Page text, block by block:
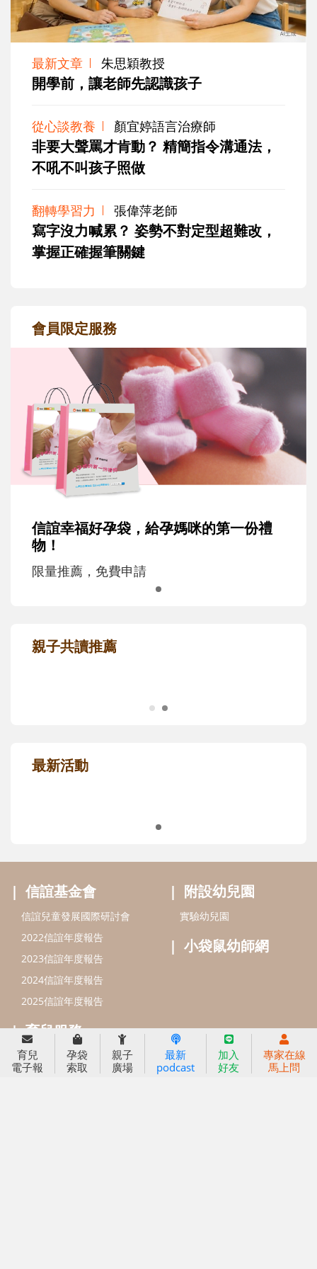
最新文章 朱思穎教授
開學前，讓老師先認識孩子
從心談教養 顏宜婷語言治療師
非要大聲罵才肯動？ 精簡指令溝通法，
不吼不叫孩子照做
翻轉學習力 張偉萍老師
寫字沒力喊累？ 姿勢不對定型超難改，
掌握正確握筆關鍵
會員限定服務
信誼幸福好孕袋，給孕媽咪的第一份禮
物！
限量推薦，免費申請
親子共讀推薦
最新活動
育兒
電子報
孕袋
索取
親子
廣場
最新
podcast
加入
好友
專家在線
馬上問